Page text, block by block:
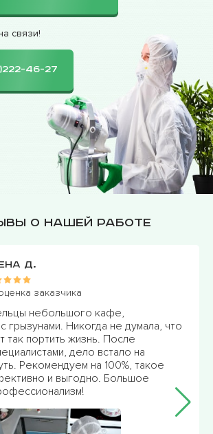
связи!
46-27
о нашей работе
Д.
заказчика
небольшого кафе,
грызунами. Никогда не думала, что
так портить жизнь. После
дело встало на
Рекомендуем на 100%, такое
и выгодно. Большое